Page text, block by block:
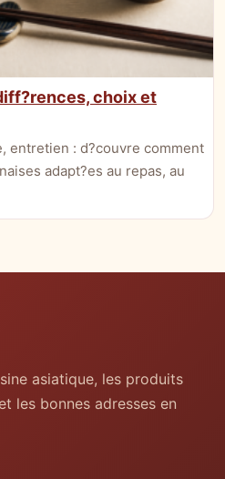
choix et
entretien : d?couvre comment
adapt?es au repas, au
asiatique, les produits
les bonnes adresses en